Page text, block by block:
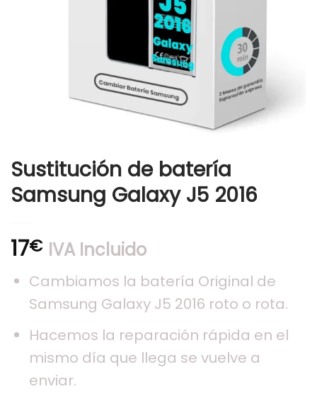
Sustitución de batería
Samsung Galaxy J5 2016
17€ IVA Incluido
Cambiamos la batería Original de
Samsung Galaxy J5 2016 roto o rota.
Hacemos la reparación rápida en el
mismo día que llega se vuelve a
enviar.